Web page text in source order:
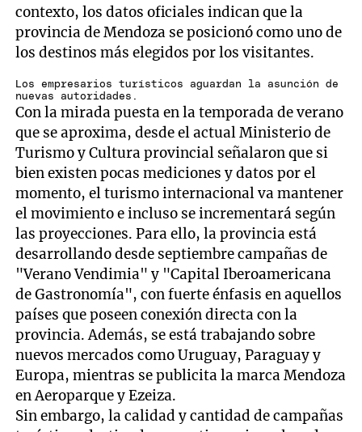
contexto, los datos oficiales indican que la
provincia de Mendoza se posicionó como uno de
los destinos más elegidos por los visitantes.
Los empresarios turísticos aguardan la asunción de
nuevas autoridades.
Con la mirada puesta en la temporada de verano
que se aproxima, desde el actual Ministerio de
Turismo y Cultura provincial señalaron que si
bien existen pocas mediciones y datos por el
momento, el turismo internacional va mantener
el movimiento e incluso se incrementará según
las proyecciones. Para ello, la provincia está
desarrollando desde septiembre campañas de
"Verano Vendimia" y "Capital Iberoamericana
de Gastronomía", con fuerte énfasis en aquellos
países que poseen conexión directa con la
provincia. Además, se está trabajando sobre
nuevos mercados como Uruguay, Paraguay y
Europa, mientras se publicita la marca Mendoza
en Aeroparque y Ezeiza.
Sin embargo, la calidad y cantidad de campañas